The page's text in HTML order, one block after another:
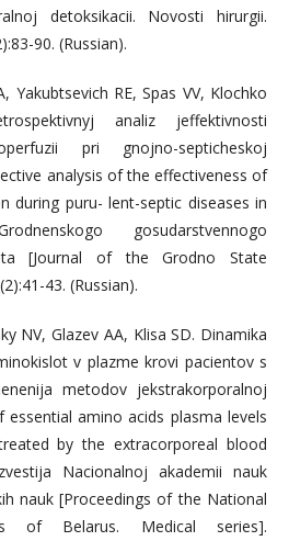
detoksikacii. Novosti hirurgii.
90. (Russian).
Yakubtsevich RE, Spas VV, Klochko
analiz jeffektivnosti
pri gnojno-septicheskoj
analysis of the effectiveness of
during puru- lent-septic diseases in
gosudarstvennogo
[Journal of the Grodno State
43. (Russian).
NV, Glazev AA, Klisa SD. Dinamika
v plazme krovi pacientov s
metodov jekstrakorporalnoj
amino acids plasma levels
by the extracorporeal blood
Nacionalnoj akademii nauk
nauk [Proceedings of the National
of Belarus. Medical series].